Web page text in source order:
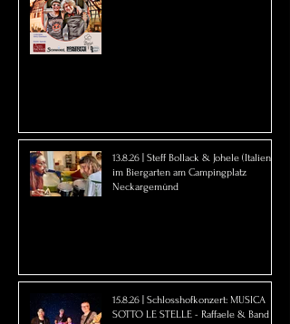
13.8.26 | Steff Bollack & Johele (Italien)
im Biergarten am Campingplatz
Neckargemünd
15.8.26 | Schlosshofkonzert: MUSICA
SOTTO LE STELLE - Raffaele & Band